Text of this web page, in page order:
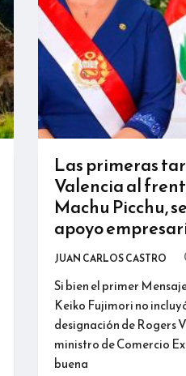
Las primeras
Valencia al
Machu Picchu,
apoyo
JUAN CARLOS CASTRO
Si bien el primer
Keiko Fujimori no
designación de Rogers
ministro de Comercio
buena